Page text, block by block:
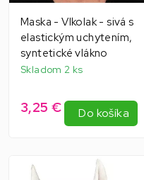
Maska - Vlkolak - sivá s
elastickým uchytením,
syntetické vlákno
Skladom 2 ks
3,25 € Do košíka